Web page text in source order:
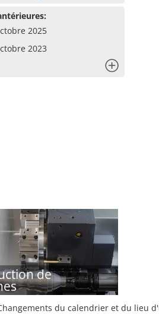
2025
2023
de
du calendrier et du lieu